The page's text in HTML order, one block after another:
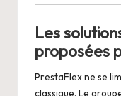
Les
proposées
PrestaFlex ne se
classique. Le